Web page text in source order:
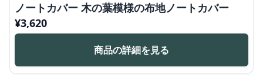
ノートカバー 木の葉模様の布地ノートカバー
¥3,620
商品の詳細を見る